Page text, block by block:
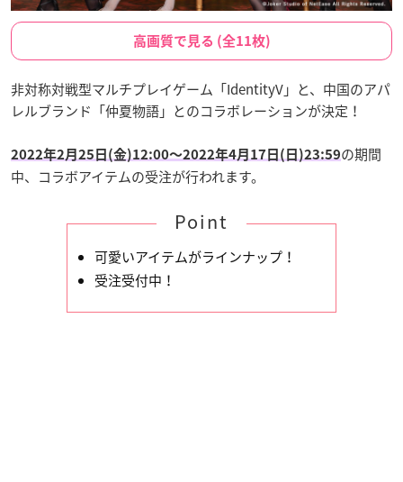
高画質で見る (全11枚)
非対称対戦型マルチプレイゲーム「IdentityV」と、中国のアパ
レルブランド「仲夏物語」とのコラボレーションが決定！
2022年2月25日(金)12:00〜2022年4月17日(日)23:59の期間
中、コラボアイテムの受注が行われます。
Point
可愛いアイテムがラインナップ！
受注受付中！